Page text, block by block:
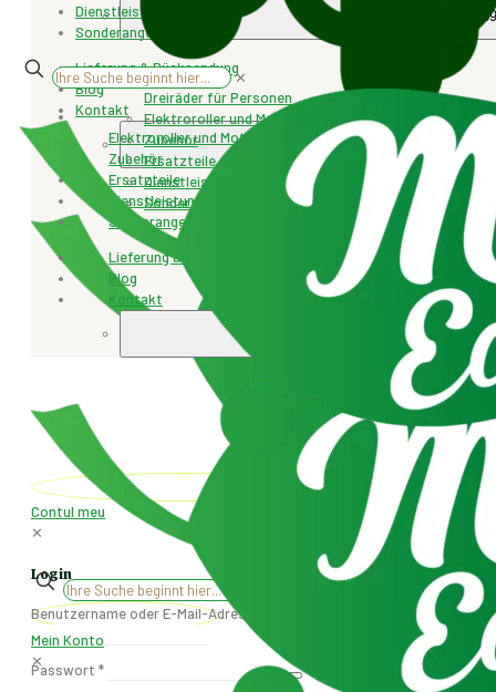
✕
Contul meu
✕
Login
Benutzername oder E-Mail-Adresse
Passwort *
Dienstleistungen
Sonderangebot
Lieferung & Rücksendung
Blog
Kontakt
+4077.471.259
Mein Konto
✕
Dreiräder für Personen
Elektroroller und Motorräder
Zubehör
Ersatzteile
Dienstleistungen
Sonderangebot
Elektroroller und Motorräder
Zubehör
Ersatzteile
Dienstleistungen
Sonderangebot
Lieferung & Rücksendung
Blog
Kontakt
+4077.471.259